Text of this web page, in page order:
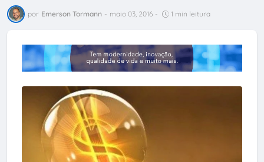
por Emerson Tormann - maio 03, 2016 - 1 min leitura